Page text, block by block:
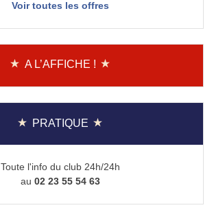
Voir toutes les offres
A L’AFFICHE !
PRATIQUE
Toute l'info du club 24h/24h
au 02 23 55 54 63